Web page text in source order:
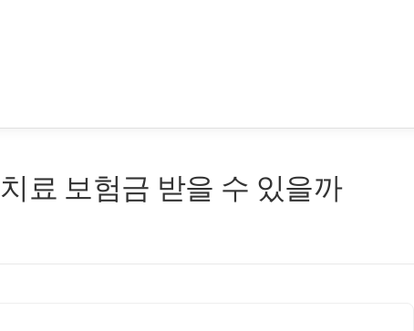
료 보험금 받을 수 있을까